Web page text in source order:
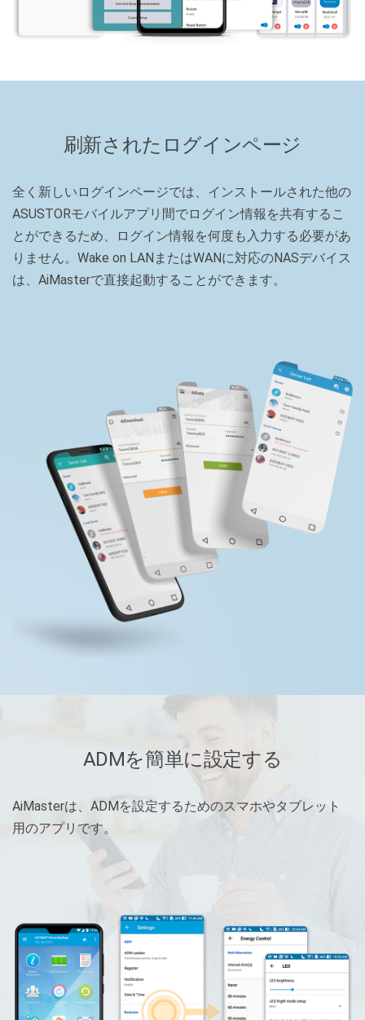
刷新されたログインページ
全く新しいログインページでは、インストールされた他の
ASUSTORモバイルアプリ間でログイン情報を共有するこ
とができるため、ログイン情報を何度も入力する必要があ
りません。Wake on LANまたはWANに対応のNASデバイス
は、AiMasterで直接起動することができます。
ADMを簡単に設定する
AiMasterは、ADMを設定するためのスマホやタブレット
用のアプリです。